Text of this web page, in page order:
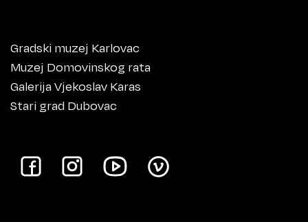
Gradski muzej Karlovac
Muzej Domovinskog rata
Galerija Vjekoslav Karas
Stari grad Dubovac